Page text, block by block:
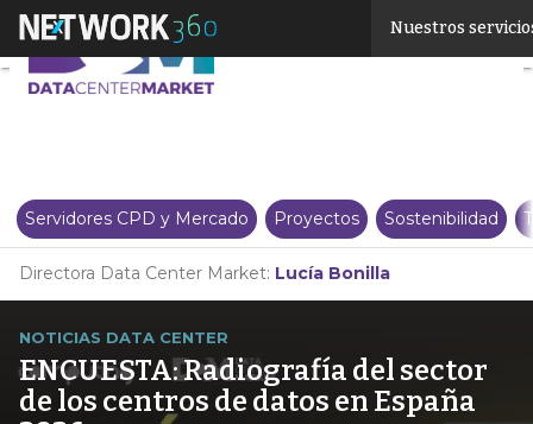
Nuestros
Servidores CPD y Mercado Proyectos Sostenibilidad
Directora Data Center Market: Lucía Bonilla
NOTICIAS DATA CENTER
ENCUESTA: Radiografía del sector
de los centros de datos en España